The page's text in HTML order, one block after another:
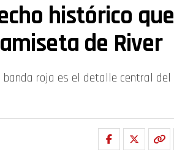
histórico que
de River
roja es el detalle central del